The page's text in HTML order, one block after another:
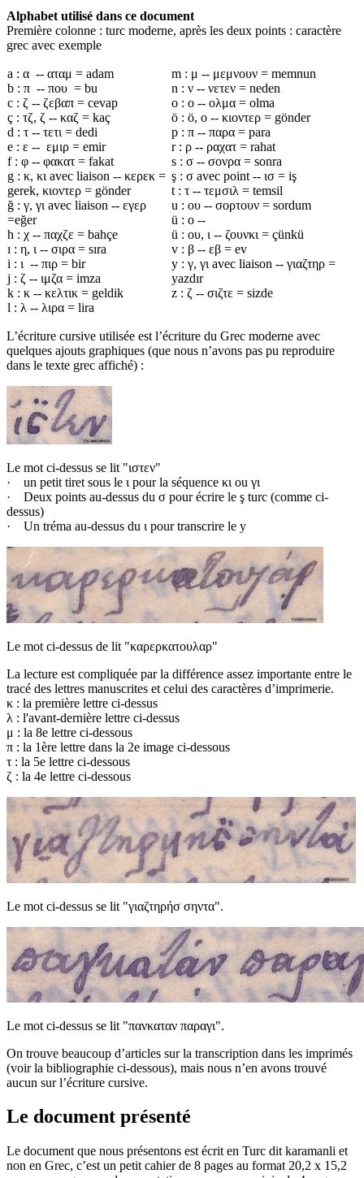
Alphabet utilisé dans ce document
Première colonne : turc moderne, après les deux points : caractère
grec avec exemple
a : α -- αταμ = adam
b : π -- που = bu
c : ζ -- ζεβαπ = cevap
ç : τζ, ζ -- καζ = kaç
d : τ -- τετι = dedi
e : ε -- εμιρ = emir
f : φ -- φακατ = fakat
g : κ, κι avec liaison -- κερεκ =
gerek, κιοντερ = gönder
ğ : γ, γι avec liaison -- εγερ
=eğer
h : χ -- παχζε = bahçe
ı : η, ι -- σιρα = sıra
i : ι -- πιρ = bir
j : ζ -- ιμζα = imza
k : κ -- κελτικ = geldik
l : λ -- λιρα = lira
m : μ -- μεμνουν = memnun
n : ν -- νετεν = neden
o : ο -- ολμα = olma
ö : ö, ο -- κιοντερ = gönder
p : π -- παρα = para
r : ρ -- ραχατ = rahat
s : σ -- σονρα = sonra
ş : σ avec point -- ισ = iş
t : τ -- τεμσιλ = temsil
u : ου -- σορτουν = sordum
ü : ο --
ü : ου, ι -- ζουνκι = çünkü
v : β -- εβ = ev
y : γ, γι avec liaison -- γιαζτηρ =
yazdır
z : ζ -- σιζτε = sizde
L’écriture cursive utilisée est l’écriture du Grec moderne avec
quelques ajouts graphiques (que nous n’avons pas pu reproduire
dans le texte grec affiché) :
Le mot ci-dessus se lit "ιστεν"
· un petit tiret sous le ι pour la séquence κι ou γι
· Deux points au-dessus du σ pour écrire le ş turc (comme ci-
dessus)
· Un tréma au-dessus du ι pour transcrire le y
Le mot ci-dessus de lit "καρερκατουλαρ"
La lecture est compliquée par la différence assez importante entre le
tracé des lettres manuscrites et celui des caractères d’imprimerie.
κ : la première lettre ci-dessus
λ : l'avant-dernière lettre ci-dessus
μ : la 8e lettre ci-dessous
π : la 1ère lettre dans la 2e image ci-dessous
τ : la 5e lettre ci-dessous
ζ : la 4e lettre ci-dessous
Le mot ci-dessus se lit "γιαζτηρήσ σηντα".
Le mot ci-dessus se lit "πανκαταν παραγι".
On trouve beaucoup d’articles sur la transcription dans les imprimés
(voir la bibliographie ci-dessous), mais nous n’en avons trouvé
aucun sur l’écriture cursive.
Le document présenté
Le document que nous présentons est écrit en Turc dit karamanli et
non en Grec, c’est un petit cahier de 8 pages au format 20,2 x 15,2